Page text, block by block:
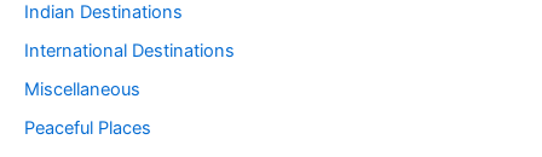
Indian Destinations
International Destinations
Miscellaneous
Peaceful Places